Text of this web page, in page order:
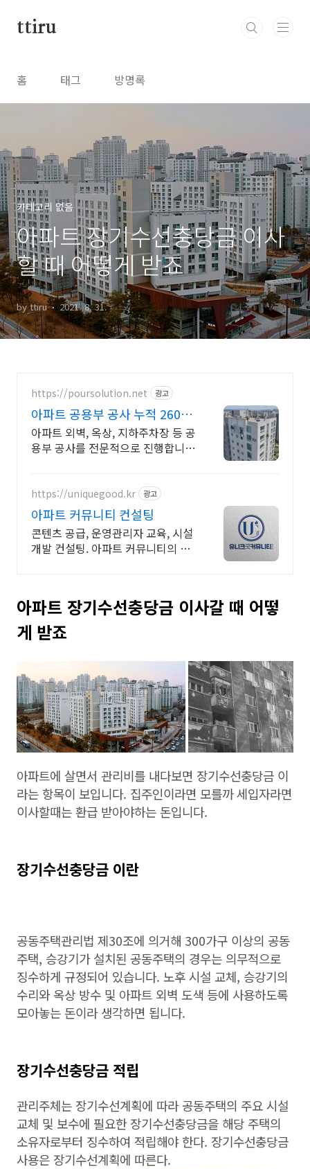
ttiru
홈 태그 방명록
카테고리 없음
아파트 장기수선충당금 이사
할 때 어떻게 받죠
by ttiru 2021. 8. 31.
https://poursolution.net 광고
아파트 공용부 공사 누적 260만
세대 시공
아파트 외벽, 옥상, 지하주차장 등 공
용부 공사를 전문적으로 진행합니
https://uniquegood.kr 광고
아파트 커뮤니티 컨설팅
콘텐츠 공급, 운영관리자 교육, 시설
개발 컨설팅. 아파트 커뮤니티의 모
아파트 장기수선충당금 이사갈 때 어떻
게 받죠
아파트에 살면서 관리비를 내다보면 장기수선충당금 이
라는 항목이 보입니다. 집주인이라면 모를까 세입자라면
이사할때는 환급 받아야하는 돈입니다.
장기수선충당금 이란
공동주택관리법 제30조에 의거해 300가구 이상의 공동
주택, 승강기가 설치된 공동주택의 경우는 의무적으로
징수하게 규정되어 있습니다. 노후 시설 교체, 승강기의
수리와 옥상 방수 및 아파트 외벽 도색 등에 사용하도록
모아놓는 돈이라 생각하면 됩니다.
장기수선충당금 적립
관리주체는 장기수선계획에 따라 공동주택의 주요 시설
교체 및 보수에 필요한 장기수선충당금을 해당 주택의
소유자로부터 징수하여 적립해야 한다. 장기수선충당금
사용은 장기수선계획에 따른다.